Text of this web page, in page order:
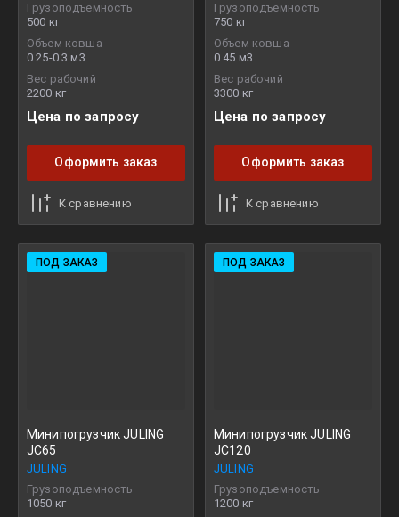
Грузоподъемность
500 кг
Объем ковша
0.25-0.3 м3
Вес рабочий
2200 кг
Цена по запросу
Оформить заказ
К сравнению
Грузоподъемность
750 кг
Объем ковша
0.45 м3
Вес рабочий
3300 кг
Цена по запросу
Оформить заказ
К сравнению
ПОД ЗАКАЗ
Минипогрузчик JULING
JC65
JULING
Грузоподъемность
1050 кг
ПОД ЗАКАЗ
Минипогрузчик JULING
JC120
JULING
Грузоподъемность
1200 кг